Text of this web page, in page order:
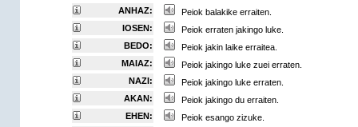
ANHAZ:
Peiok balakike erraiten.
IOSEN:
Peiok erraten jakingo luke.
BEDO:
Peiok jakin laike erraitea.
MAIAZ:
Peiok jakingo luke zuei erraten.
NAZI:
Peiok jakingo luke erraten.
AKAN:
Peiok jakingo du erraiten.
EHEN:
Peiok esango zizuke.